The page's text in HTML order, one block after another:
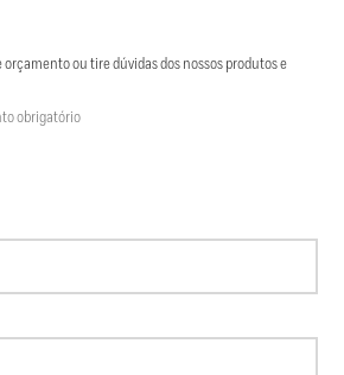
orçamento ou tire dúvidas dos nossos produtos e
obrigatório